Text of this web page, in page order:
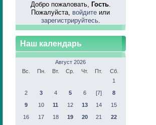
Добро пожаловать, Гость.
Пожалуйста, войдите или
зарегистрируйтесь.
Наш календарь
Август 2026
Вс.
Пн. Вт. Ср. Чт. Пт.
Сб.
1
2
3 4 5 6 [7]
8
9
10 11 12 13 14
15
16
17 18 19 20 21
22